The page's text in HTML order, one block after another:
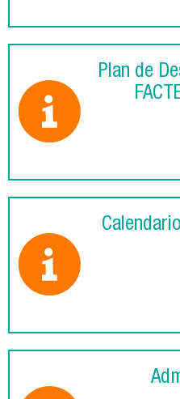
Plan de